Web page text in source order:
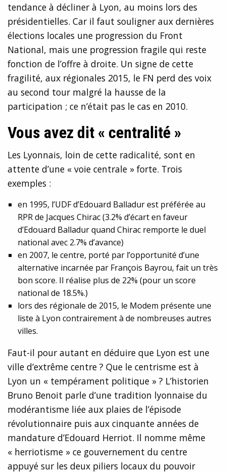
tendance à décliner à Lyon, au moins lors des
présidentielles. Car il faut souligner aux dernières
élections locales une progression du Front
National, mais une progression fragile qui reste
fonction de l’offre à droite. Un signe de cette
fragilité, aux régionales 2015, le FN perd des voix
au second tour malgré la hausse de la
participation ; ce n’était pas le cas en 2010.
Vous avez dit « centralité »
Les Lyonnais, loin de cette radicalité, sont en
attente d’une « voie centrale » forte. Trois
exemples :
en 1995, l’UDF d’Edouard Balladur est préférée au
RPR de Jacques Chirac (3.2% d’écart en faveur
d’Edouard Balladur quand Chirac remporte le duel
national avec 2.7% d’avance)
en 2007, le centre, porté par l’opportunité d’une
alternative incarnée par François Bayrou, fait un très
bon score. Il réalise plus de 22% (pour un score
national de 18.5%.)
lors des régionale de 2015, le Modem présente une
liste à Lyon contrairement à de nombreuses autres
villes.
Faut-il pour autant en déduire que Lyon est une
ville d’extrême centre ? Que le centrisme est à
Lyon un « tempérament politique » ? L’historien
Bruno Benoit parle d’une tradition lyonnaise du
modérantisme liée aux plaies de l’épisode
révolutionnaire puis aux cinquante années de
mandature d’Edouard Herriot. Il nomme même
« herriotisme » ce gouvernement du centre
appuyé sur les deux piliers locaux du pouvoir